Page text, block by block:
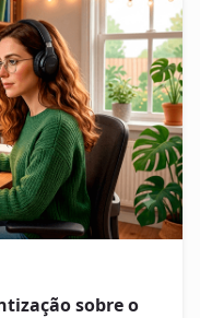
sobre o